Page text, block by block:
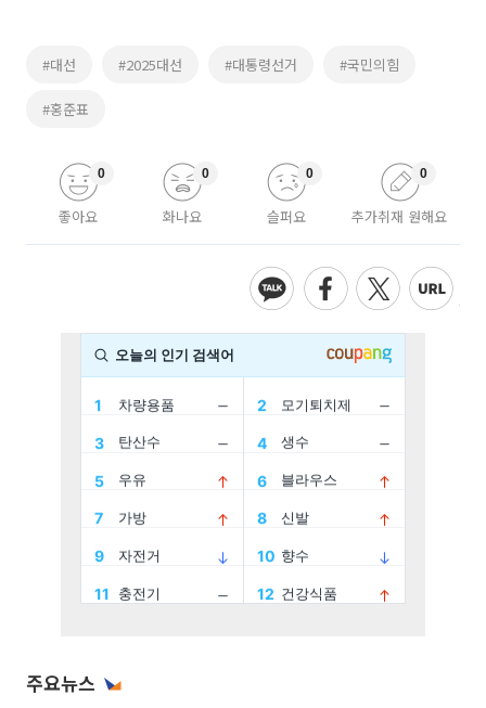
#대선 #2025대선 #대통령선거 #국민의힘
#홍준표
좋아요
0
화나요
0
슬퍼요
0
추가취재 원해요
0
주요뉴스